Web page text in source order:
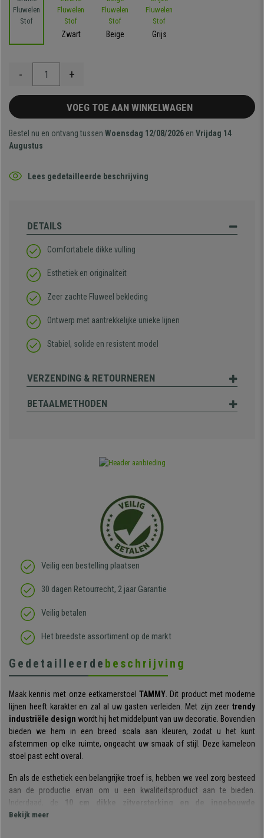
Zwart Beige Grijs
- +
VOEG TOE AAN WINKELWAGEN
Bestel nu en ontvang tussen Woensdag 12/08/2026 en Vrijdag 14
Augustus
Lees gedetailleerde beschrijving
DETAILS
Comfortabele dikke vulling
Esthetiek en originaliteit
Zeer zachte Fluweel bekleding
Ontwerp met aantrekkelijke unieke lijnen
Stabiel, solide en resistent model
VERZENDING & RETOURNEREN
BETAALMETHODEN
Veilig een bestelling plaatsen
30 dagen Retourrecht, 2 jaar Garantie
Veilig betalen
Het breedste assortiment op de markt
Gedetailleerde beschrijving
Maak kennis met onze eetkamerstoelTAMMY. Dit product met moderne
lijnen heeft karakter en zal al uw gasten verleiden. Met zijn zeer trendy
industriële design wordt hij het middelpunt van uw decoratie. Bovendien
bieden we hem in een breed scala aan kleuren, zodat u het kunt
afstemmen op elke ruimte, ongeacht uw smaak of stijl. Deze kameleon
stoel past echt overal.
En als de esthetiek een belangrijke troef is, hebben we veel zorg besteed
aan de productie ervan om u een kwaliteitsproduct aan te bieden.
Inderdaad, de 10 cm dikke zitversterking en de ingebouwde
armleuningen
Bekijk meer